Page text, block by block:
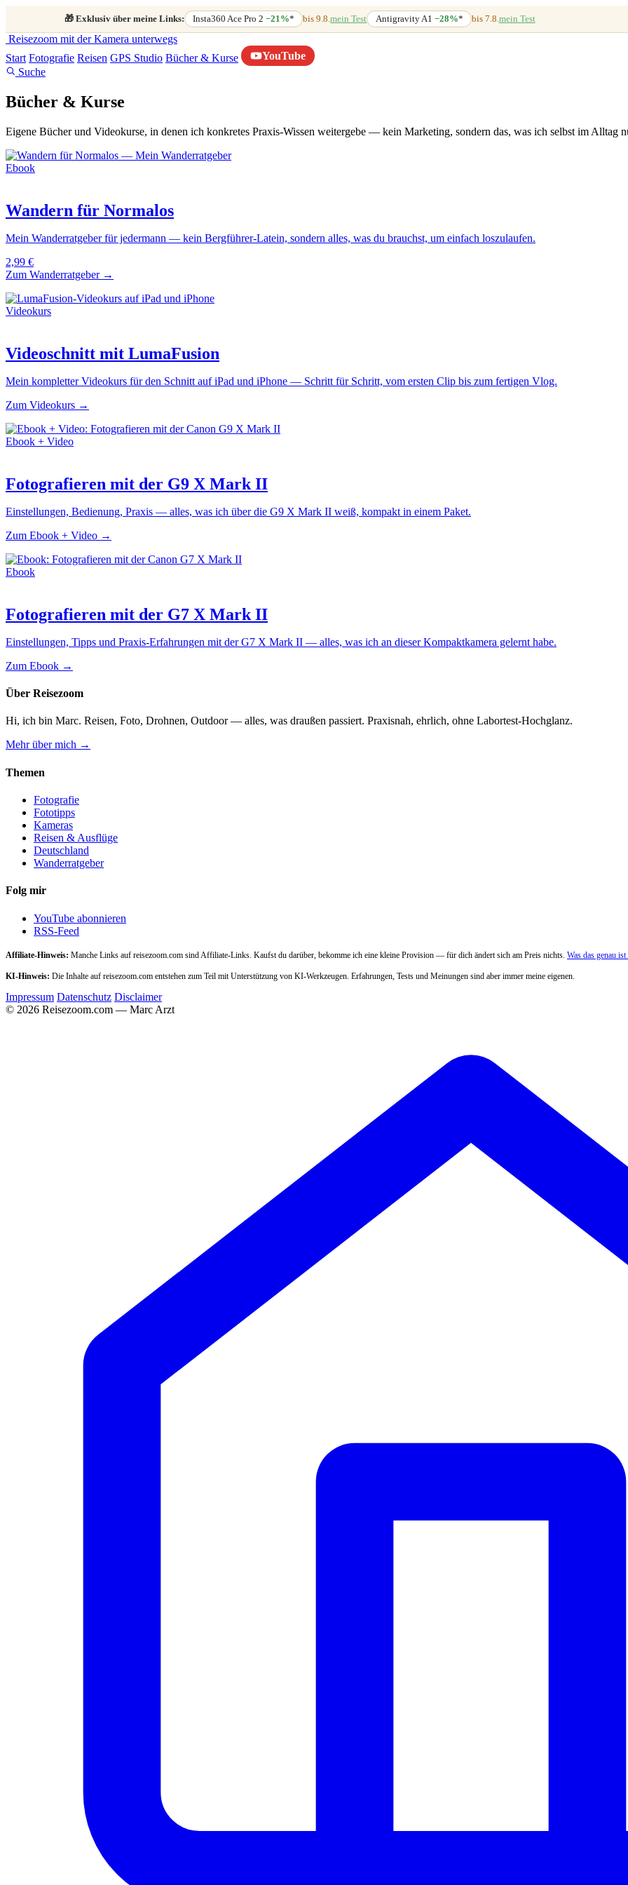
🎁 Exklusiv über meine Links: Insta360 Ace Pro 2−21%* bis 9.8.mein Test Antigravity A1 −28%* bis 7.8.mein Test
Reisezoom mit der Kamera unterwegs
Start Fotografie Reisen GPS Studio Bücher & Kurse
YouTube
Suche
Bücher & Kurse
Eigene Bücher und Videokurse, in denen ich konkretes Praxis-Wissen weitergebe — kein Marketing, sondern das, was ich selbst im Alltag
Ebook
Wandern für Normalos
Mein Wanderratgeber für jedermann — kein Bergführer-Latein, sondern alles, was du brauchst, um einfach loszulaufen.
2,99 €
Zum Wanderratgeber →
Videokurs
Videoschnitt mit LumaFusion
Mein kompletter Videokurs für den Schnitt auf iPad und iPhone — Schritt für Schritt, vom ersten Clip bis zum fertigen Vlog.
Zum Videokurs →
Ebook + Video
Fotografieren mit der G9 X Mark II
Einstellungen, Bedienung, Praxis — alles, was ich über die G9 X Mark II weiß, kompakt in einem Paket.
Zum Ebook + Video →
Ebook
Fotografieren mit der G7 X Mark II
Einstellungen, Tipps und Praxis-Erfahrungen mit der G7 X Mark II — alles, was ich an dieser Kompaktkamera gelernt habe.
Zum Ebook →
Über Reisezoom
Hi, ich bin Marc. Reisen, Foto, Drohnen, Outdoor — alles, was draußen passiert. Praxisnah, ehrlich, ohne Labortest-Hochglanz.
Mehr über mich →
Themen
Fotografie
Fototipps
Kameras
Reisen & Ausflüge
Deutschland
Wanderratgeber
Folg mir
YouTube abonnieren
RSS-Feed
Affiliate-Hinweis: Manche Links auf reisezoom.com sind Affiliate-Links. Kaufst du darüber, bekomme ich eine kleine Provision — für dich ändert sich am Preis nichts. Was das genau
KI-Hinweis: Die Inhalte auf reisezoom.com entstehen zum Teil mit Unterstützung von KI-Werkzeugen. Erfahrungen, Tests und Meinungen sind aber immer meine eigenen.
Impressum Datenschutz Disclaimer
© 2026 Reisezoom.com — Marc Arzt